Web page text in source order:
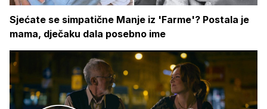
Sjećate se simpatične Manje iz 'Farme'? Postala je
mama, dječaku dala posebno ime